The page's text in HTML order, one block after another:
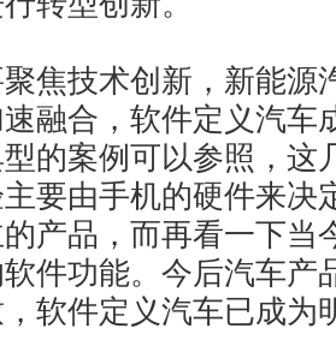
焦技术创新，新能源
融合，软件定义汽车
的案例可以参照，这
主要由手机的硬件来决
产品，而再看一下当
件功能。今后汽车产
软件定义汽车已成为